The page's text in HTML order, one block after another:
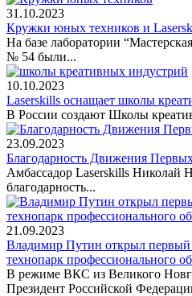
31.10.2023
Кружки юных техников и
На базе лаборатории
№ 54 были...
10.10.2023
Laserskills оснащает школы
В России создают Школы
23.09.2023
Благодарность Движения
Амбассадор Laserskills Николай
благодарность...
21.09.2023
Владимир Путин открыл
технопарк профессионального
В режиме ВКС из Великого
Президент Российской